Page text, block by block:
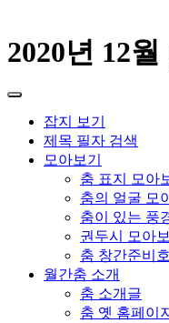
2020년 12월
잡지 보기
제목 필자 검색
모아보기
춤 표지 모아
춤의 얼굴 모
춤이 있는 풍
권두시 모아보
춤 창간준비
월간춤 소개
춤 소개글
춤 옛 홈페이지